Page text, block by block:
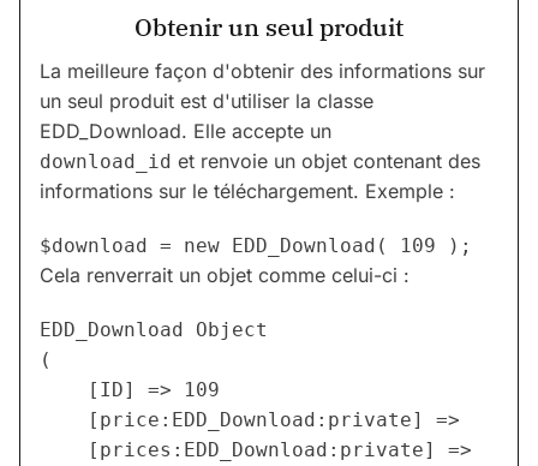
Obtenir un seul produit
La meilleure façon d'obtenir des informations sur
un seul produit est d'utiliser la classe
EDD_Download. Elle accepte un
download_id et renvoie un objet contenant des
informations sur le téléchargement. Exemple :
Cela renverrait un objet comme celui-ci :
EDD_Download Object
(
    [ID] => 109
    [price:EDD_Download:private] =>
    [prices:EDD_Download:private] =>